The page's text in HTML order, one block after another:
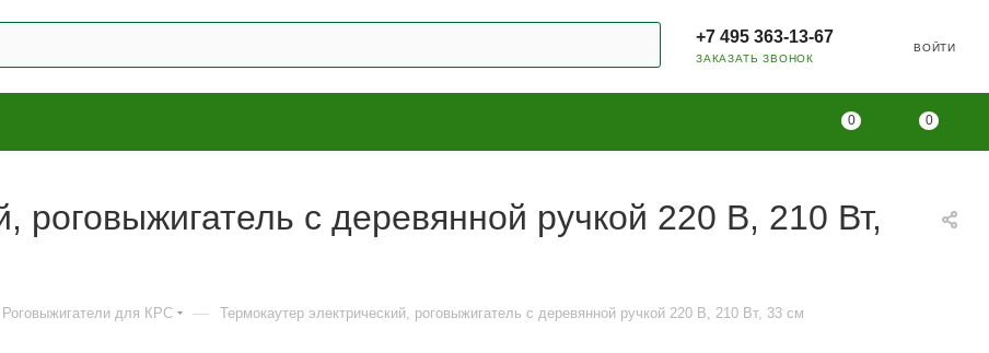
+7 495 363-13-67
ЗАКАЗАТЬ ЗВОНОК
ВОЙТИ
0 0
роговыжигатель с деревянной ручкой 220 В, 210 Вт,
Роговыжигатели для КРС — Термокаутер электрический, роговыжигатель с деревянной ручкой 220 В, 210 Вт, 33 см